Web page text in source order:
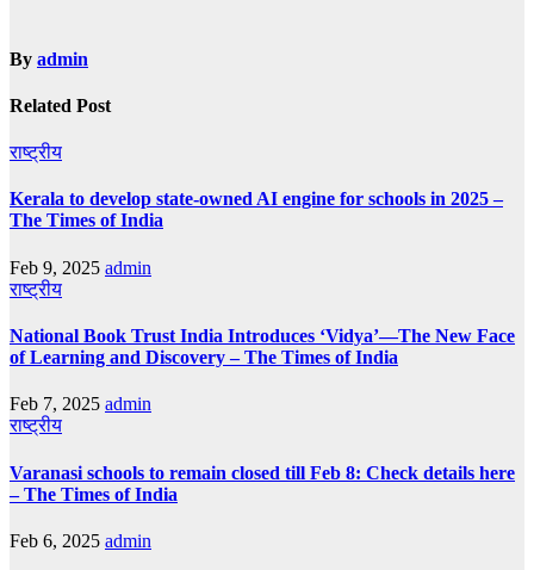
By admin
Related Post
राष्ट्रीय
Kerala to develop state-owned AI engine for schools in 2025 –
The Times of India
Feb 9, 2025 admin
राष्ट्रीय
National Book Trust India Introduces ‘Vidya’—The New Face
of Learning and Discovery – The Times of India
Feb 7, 2025 admin
राष्ट्रीय
Varanasi schools to remain closed till Feb 8: Check details here
– The Times of India
Feb 6, 2025 admin